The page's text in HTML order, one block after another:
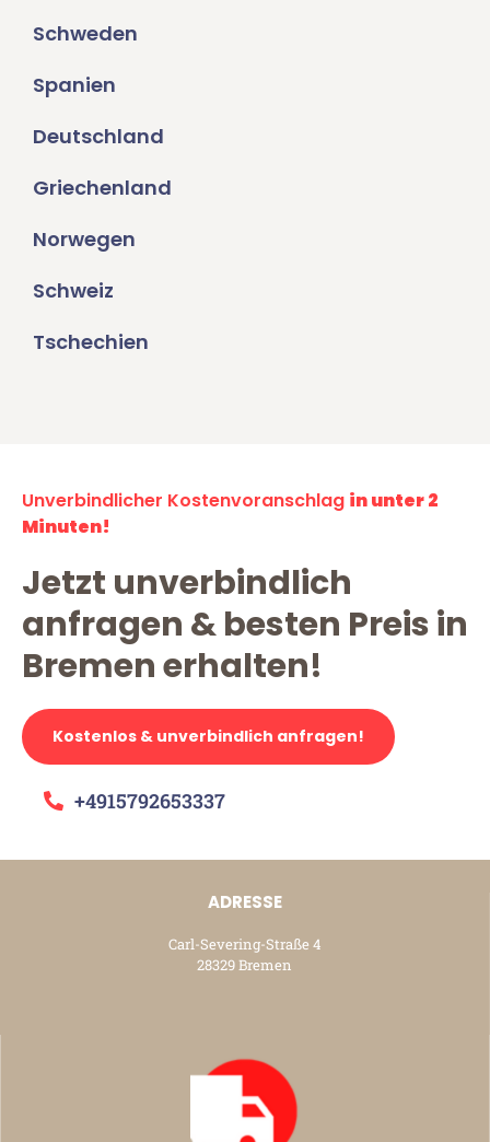
Schweden
Spanien
Deutschland
Griechenland
Norwegen
Schweiz
Tschechien
Unverbindlicher Kostenvoranschlag in unter 2
Minuten!
Jetzt unverbindlich
anfragen & besten Preis in
Bremen erhalten!
Kostenlos & unverbindlich anfragen!
+4915792653337
ADRESSE
Carl-Severing-Straße 4
28329 Bremen